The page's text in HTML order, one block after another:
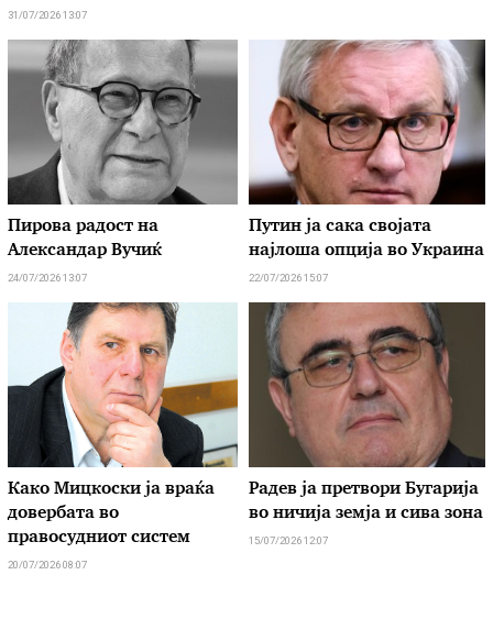
31/07/2026 13:07
Пирова радост на
Александар Вучиќ
24/07/2026 13:07
Путин ја сака својата
најлоша опција во Украина
22/07/2026 15:07
Како Мицкоски ја враќа
довербата во
правосудниот систем
20/07/2026 08:07
Радев ја претвори Бугарија
во ничија земја и сива зона
15/07/2026 12:07